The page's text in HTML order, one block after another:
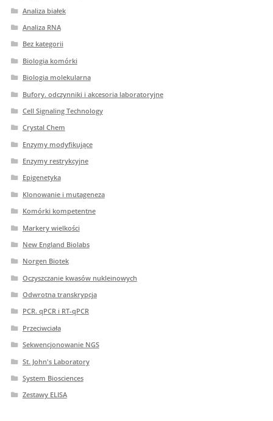
Analiza białek
Analiza RNA
Bez kategorii
Biologia komórki
Biologia molekularna
Bufory. odczynniki i akcesoria laboratoryjne
Cell Signaling Technology
Crystal Chem
Enzymy modyfikujące
Enzymy restrykcyjne
Epigenetyka
Klonowanie i mutageneza
Komórki kompetentne
Markery wielkości
New England Biolabs
Norgen Biotek
Oczyszczanie kwasów nukleinowych
Odwrotna transkrypcja
PCR. qPCR i RT-qPCR
Przeciwciała
Sekwencjonowanie NGS
St. John's Laboratory
System Biosciences
Zestawy ELISA